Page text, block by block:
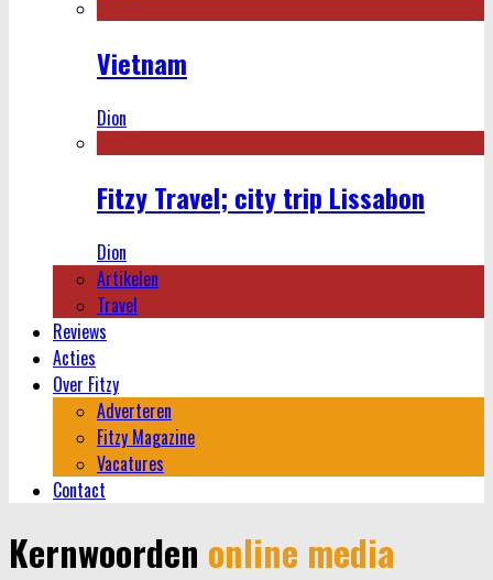
Vietnam
Dion
Fitzy Travel; city trip Lissabon
Dion
Artikelen
Travel
Reviews
Acties
Over Fitzy
Adverteren
Fitzy Magazine
Vacatures
Contact
Kernwoorden online media